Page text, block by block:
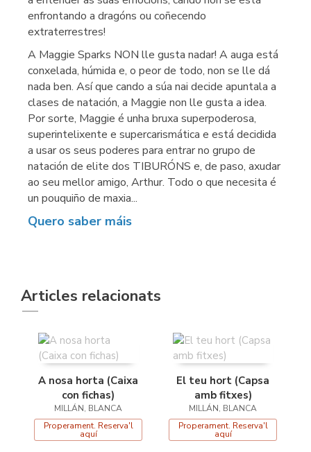
enfrontando a dragóns ou coñecendo
extraterrestres!
A Maggie Sparks NON lle gusta nadar! A auga está
conxelada, húmida e, o peor de todo, non se lle dá
nada ben. Así que cando a súa nai decide apuntala a
clases de natación, a Maggie non lle gusta a idea.
Por sorte, Maggie é unha bruxa superpoderosa,
superintelixente e supercarismática e está decidida
a usar os seus poderes para entrar no grupo de
natación de elite dos TIBURÓNS e, de paso, axudar
ao seu mellor amigo, Arthur. Todo o que necesita é
un pouquiño de maxia...
Quero saber máis
Articles relacionats
A nosa horta (Caixa
con fichas)
MILLÁN, BLANCA
Properament. Reserva'l
aquí
El teu hort (Capsa
amb fitxes)
MILLÁN, BLANCA
Properament. Reserva'l
aquí